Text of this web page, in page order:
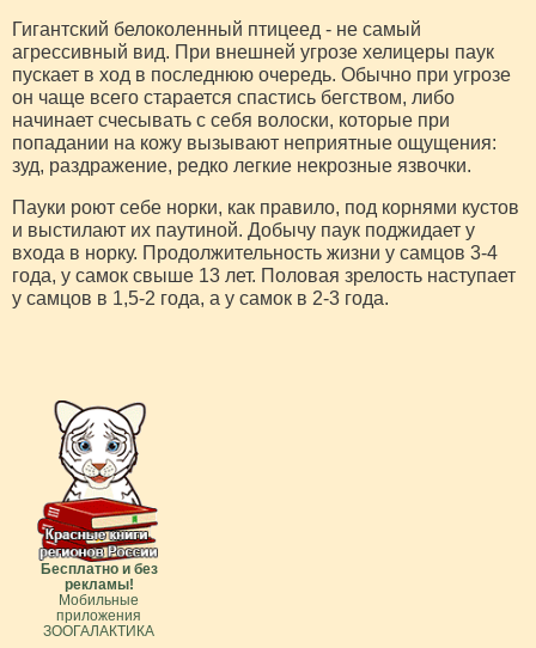
Гигантский белоколенный птицеед - не самый
агрессивный вид. При внешней угрозе хелицеры паук
пускает в ход в последнюю очередь. Обычно при угрозе
он чаще всего старается спастись бегством, либо
начинает счесывать с себя волоски, которые при
попадании на кожу вызывают неприятные ощущения:
зуд, раздражение, редко легкие некрозные язвочки.
Пауки роют себе норки, как правило, под корнями кустов
и выстилают их паутиной. Добычу паук поджидает у
входа в норку. Продолжительность жизни у самцов 3-4
года, у самок свыше 13 лет. Половая зрелость наступает
у самцов в 1,5-2 года, а у самок в 2-3 года.
Бесплатно и без
рекламы!
Мобильные
приложения
ЗООГАЛАКТИКА